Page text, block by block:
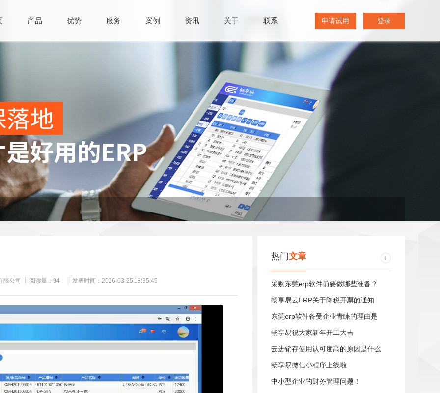
申请试用 登录
产品 优势 服务 案例 资讯 关于 联系
限公司 阅读量： 94 发表时间：2026-03-25 18:35:45
热门文章
采购东莞erp软件前要做哪些准备？
畅享易云ERP关于降税开票的通知
东莞erp软件备受企业青睐的理由是
畅享易祝大家新年开工大吉
云进销存使用认可度高的原因是什么
畅享易微信小程序上线啦
中小型企业的财务管理问题！